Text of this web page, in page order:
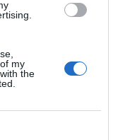
my
the
del AVE a La Meca
cuarto CEO
de plusvalía puede